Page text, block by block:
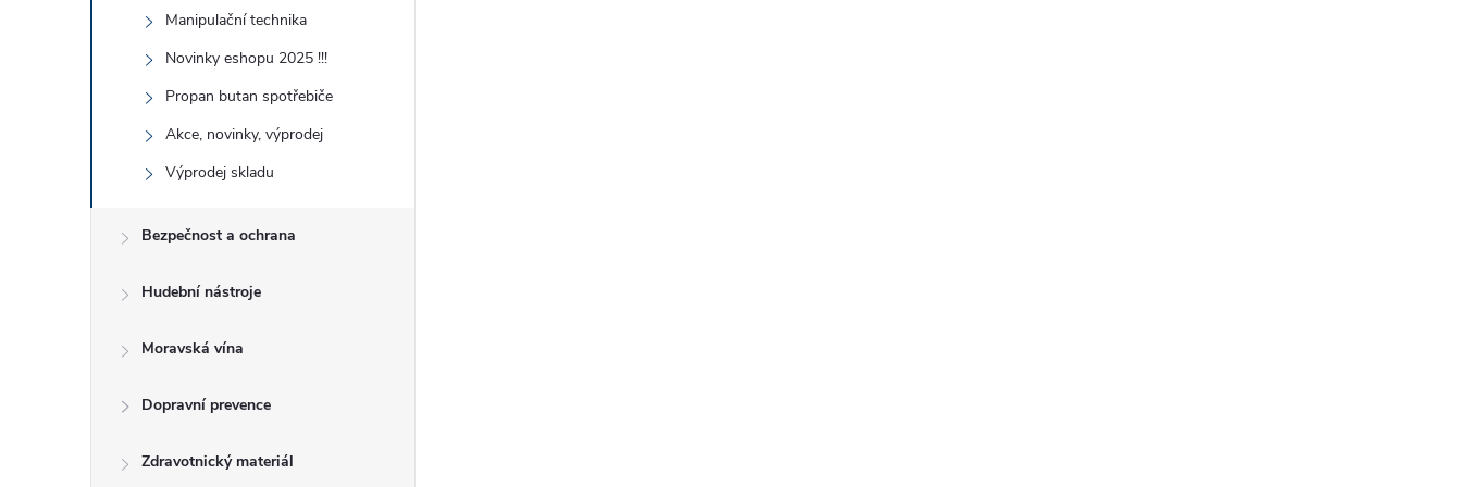
Manipulační technika
Novinky eshopu 2025 !!!
Propan butan spotřebiče
Akce, novinky, výprodej
Výprodej skladu
Bezpečnost a ochrana
Hudební nástroje
Moravská vína
Dopravní prevence
Zdravotnický materiál